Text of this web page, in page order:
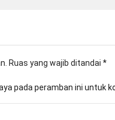
Ruas yang wajib ditandai *
pada peramban ini untuk